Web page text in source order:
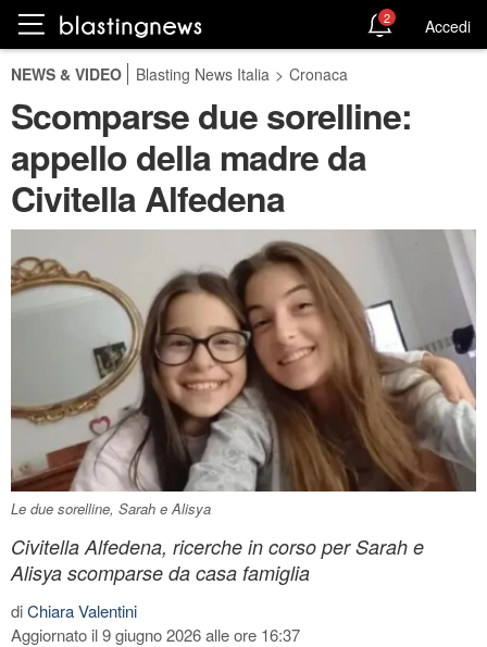
2 Accedi
NEWS & VIDEO Blasting News Italia > Cronaca
Scomparse due sorelline:
appello della madre da
Civitella Alfedena
Le due sorelline, Sarah e Alisya
Civitella Alfedena, ricerche in corso per Sarah e
Alisya scomparse da casa famiglia
diChiara Valentini
Aggiornato il 9 giugno 2026 alle ore 16:37